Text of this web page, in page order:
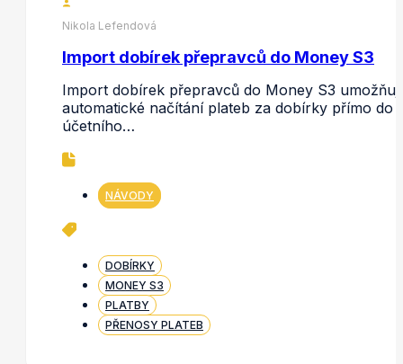
Nikola Lefendová
Import dobírek přepravců do Money S3
Import dobírek přepravců do Money S3
automatické načítání plateb za dobírky přímo do
účetního…
NÁVODY
DOBÍRKY
MONEY S3
PLATBY
PŘENOSY PLATEB